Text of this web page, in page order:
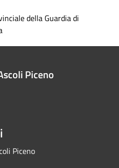
della Guardia di
Piceno
Piceno